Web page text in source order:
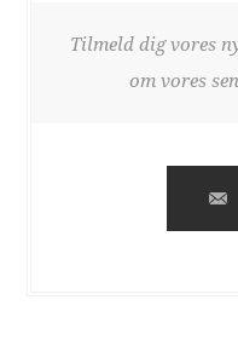
Tilmeld dig vores
om vores